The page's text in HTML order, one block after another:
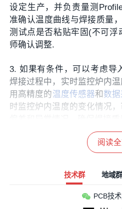
设定生产，并负责量测
准确认温度曲线与焊接质量
测试点是否粘贴牢固(不可
师确认调整.
3. 如果有条件，可以考虑导
焊接过程中，实时监控炉内
用高精度的温度传感器和 数
时监控炉内温度的变化情况
4. 温度量测周期：每次换
Model时不得超过12小时)需
虑时,亦应测试确认,并通知相
5. 量测前的要求：测温前应
应先更换新线,以确保量测数据
阅读
技术群 地域群
PCB技